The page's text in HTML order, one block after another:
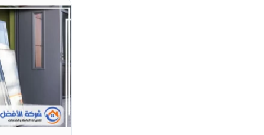
تركيب مرايا جداريةأو مرايا
الفريدة والجودة العالية، لذا يتم تنفيذ كل
الحصول على
: يتم استخدامه في الأماكن
: يتكون من طبقتين من الزجاج مع